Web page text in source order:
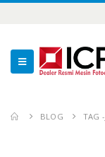
BLOG TAG -